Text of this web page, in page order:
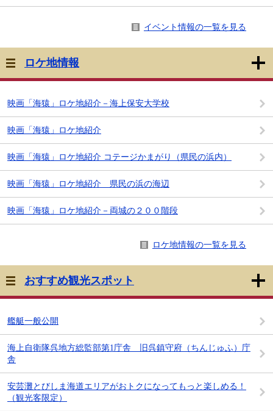
イベント情報の一覧を見る
ロケ地情報
映画「海猿」ロケ地紹介－海上保安大学校
映画「海猿」ロケ地紹介
映画「海猿」ロケ地紹介 コテージかまがり（県民の浜内）
映画「海猿」ロケ地紹介 県民の浜の海辺
映画「海猿」ロケ地紹介－両城の２００階段
ロケ地情報の一覧を見る
おすすめ観光スポット
艦艇一般公開
海上自衛隊呉地方総監部第1庁舎 旧呉鎮守府（ちんじゅふ）庁
舎
安芸灘とびしま海道エリアがおトクになってもっと楽しめる！
（観光客限定）